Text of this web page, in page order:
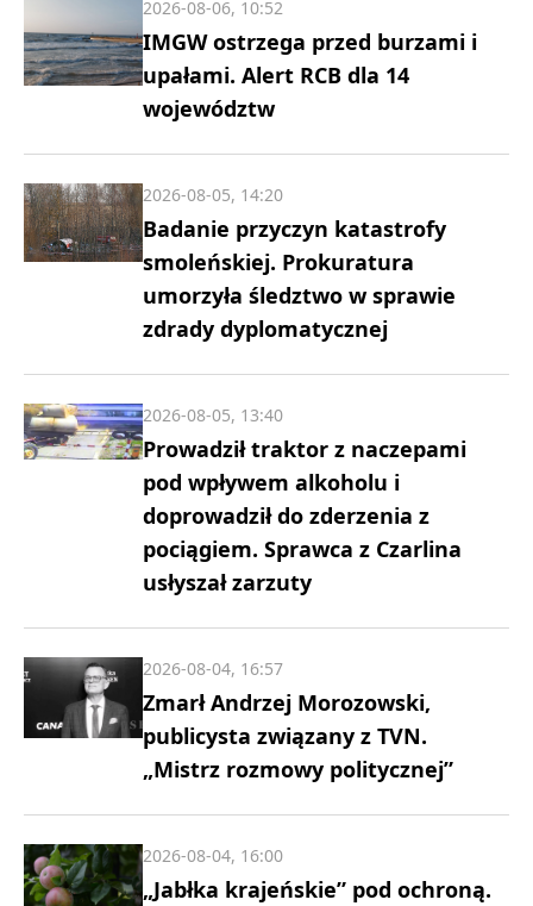
IMGW ostrzega przed burzami i
upałami. Alert RCB dla 14
województw
2026-08-06, 10:52
Badanie przyczyn katastrofy
smoleńskiej. Prokuratura
umorzyła śledztwo w sprawie
zdrady dyplomatycznej
2026-08-05, 14:20
Prowadził traktor z naczepami
pod wpływem alkoholu i
doprowadził do zderzenia z
pociągiem. Sprawca z Czarlina
usłyszał zarzuty
2026-08-05, 13:40
Zmarł Andrzej Morozowski,
publicysta związany z TVN.
„Mistrz rozmowy politycznej”
2026-08-04, 16:57
„Jabłka krajeńskie” pod ochroną.
2026-08-04, 16:00